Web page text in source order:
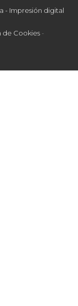
- Impresión digital
de Cookies -